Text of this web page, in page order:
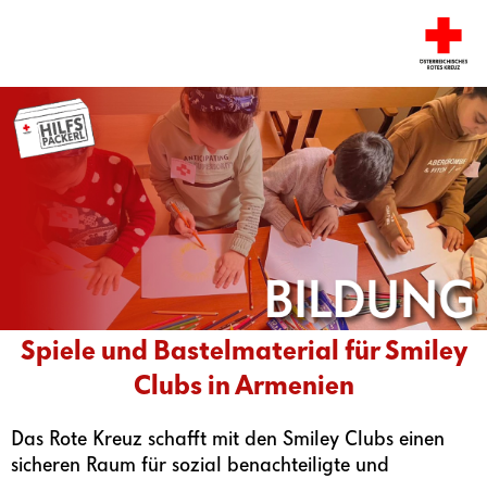
Spiele und Bastelmaterial für Smiley
Clubs in Armenien
Das Rote Kreuz schafft mit den Smiley Clubs einen
sicheren Raum für sozial benachteiligte und